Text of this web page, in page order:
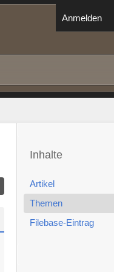
Anmelden
Inhalte
Artikel
Themen
Filebase-Eintrag